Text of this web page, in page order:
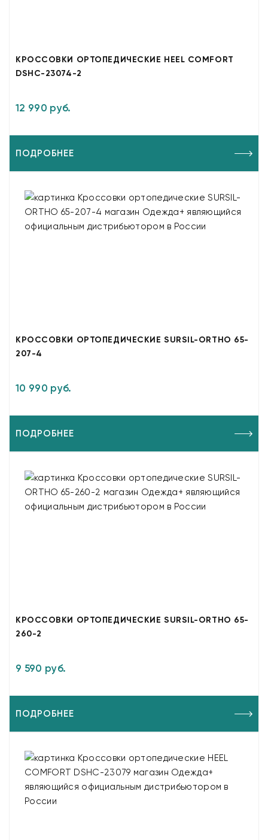
КРОССОВКИ ОРТОПЕДИЧЕСКИЕ HEEL COMFORT
DSHC-23074-2
12 990 руб.
ПОДРОБНЕЕ
КРОССОВКИ ОРТОПЕДИЧЕСКИЕ SURSIL-ORTHO 65-
207-4
10 990 руб.
ПОДРОБНЕЕ
КРОССОВКИ ОРТОПЕДИЧЕСКИЕ SURSIL-ORTHO 65-
260-2
9 590 руб.
ПОДРОБНЕЕ